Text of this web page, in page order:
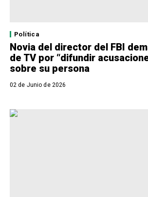
Política
Novia del director del FBI
de TV por “difundir
sobre su persona
02 de Junio de 2026